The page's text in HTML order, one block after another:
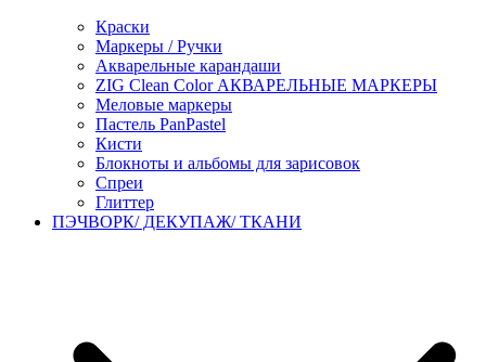
Краски
Маркеры / Ручки
Акварельные карандаши
ZIG Clean Color АКВАРЕЛЬНЫЕ МАРКЕРЫ
Меловые маркеры
Пастель PanPastel
Кисти
Блокноты и альбомы для зарисовок
Спреи
Глиттер
ПЭЧВОРК/ ДЕКУПАЖ/ ТКАНИ